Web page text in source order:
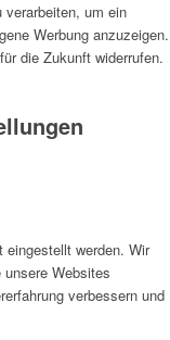
verarbeiten, um ein
Werbung anzuzeigen.
die Zukunft widerrufen.
eingestellt werden. Wir
Websites
verbessern und